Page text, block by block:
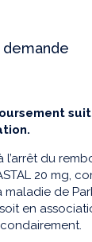
.
l’arrêt du
20 mg,
maladie de
soit en
.